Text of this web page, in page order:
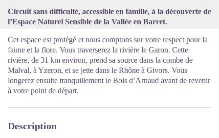
Circuit sans difficulté, accessible en famille, à la découverte de
l’Espace Naturel Sensible de la Vallée en Barret.
Cet espace est protégé et nous comptons sur votre respect pour la
faune et la flore. Vous traverserez la rivière le Garon. Cette
rivière, de 31 km environ, prend sa source dans la combe de
Malval, à Yzeron, et se jette dans le Rhône à Givors. Vous
longerez ensuite tranquillement le Bois d’Arnaud avant de revenir
à votre point de départ.
Description